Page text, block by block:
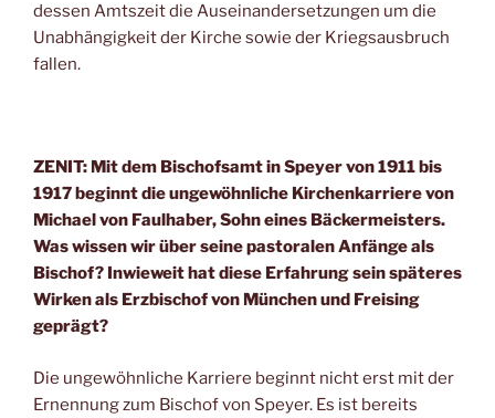
dessen Amtszeit die Auseinandersetzungen um die
Unabhängigkeit der Kirche sowie der Kriegsausbruch
fallen.
ZENIT: Mit dem Bischofsamt in Speyer von 1911 bis
1917 beginnt die ungewöhnliche Kirchenkarriere von
Michael von Faulhaber, Sohn eines Bäckermeisters.
Was wissen wir über seine pastoralen Anfänge als
Bischof? Inwieweit hat diese Erfahrung sein späteres
Wirken als Erzbischof von München und Freising
geprägt?
Die ungewöhnliche Karriere beginnt nicht erst mit der
Ernennung zum Bischof von Speyer. Es ist bereits